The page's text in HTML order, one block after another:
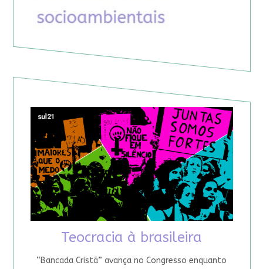
Teocracia à brasileira
“Bancada Cristã” avança no Congresso enquanto